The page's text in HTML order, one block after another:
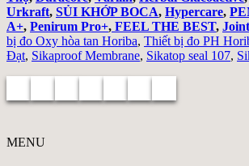
Urkraft, SỦI KHỚP BOCA, Hypercare,
A+, Penirum Pro+, FEEL THE BEST,
bị đo Oxy hòa tan Horiba, Thiết bị đo PH
Đạt, Sikaproof Membrane, Sikatop seal 107,
MENU